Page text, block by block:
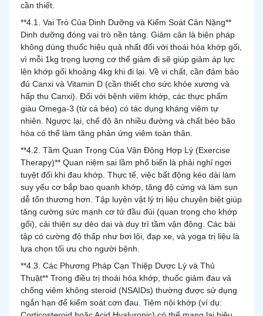
cần thiết.
**4.1. Vai Trò Của Dinh Dưỡng và Kiểm Soát Cân Nặng**
Dinh dưỡng đóng vai trò nền tảng. Giảm cân là biện pháp
không dùng thuốc hiệu quả nhất đối với thoái hóa khớp gối,
vì mỗi 1kg trọng lượng cơ thể giảm đi sẽ giúp giảm áp lực
lên khớp gối khoảng 4kg khi đi lại. Về vi chất, cần đảm bảo
đủ Canxi và Vitamin D (cần thiết cho sức khỏe xương và
hấp thu Canxi). Đối với bệnh viêm khớp, các thực phẩm
giàu Omega-3 (từ cá béo) có tác dụng kháng viêm tự
nhiên. Ngược lại, chế độ ăn nhiều đường và chất béo bão
hòa có thể làm tăng phản ứng viêm toàn thân.
**4.2. Tầm Quan Trọng Của Vận Động Hợp Lý (Exercise
Therapy)** Quan niệm sai lầm phổ biến là phải nghỉ ngơi
tuyệt đối khi đau khớp. Thực tế, việc bất động kéo dài làm
suy yếu cơ bắp bao quanh khớp, tăng độ cứng và làm sụn
dễ tổn thương hơn. Tập luyện vật lý trị liệu chuyên biệt giúp
tăng cường sức mạnh cơ tứ đầu đùi (quan trọng cho khớp
gối), cải thiện sự dẻo dai và duy trì tầm vận động. Các bài
tập có cường độ thấp như bơi lội, đạp xe, và yoga trị liệu là
lựa chọn tối ưu cho người bệnh.
**4.3. Các Phương Pháp Can Thiệp Dược Lý và Thủ
Thuật** Trong điều trị thoái hóa khớp, thuốc giảm đau và
chống viêm không steroid (NSAIDs) thường được sử dụng
ngắn hạn để kiểm soát cơn đau. Tiêm nội khớp (ví dụ: